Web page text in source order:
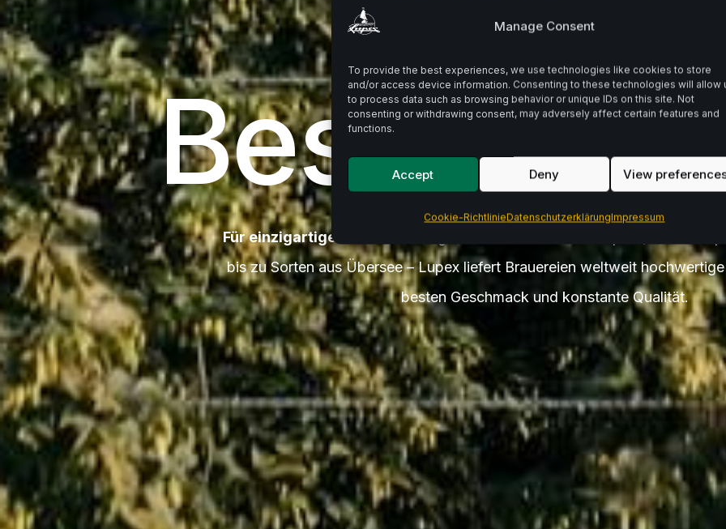
Manage Consent
To provide the best experiences, we use technologies like cookies to store
and/or access device information. Consenting to these technologies will allow
to process data such as browsing behavior or unique IDs on this site. Not
consenting or withdrawing consent, may adversely affect certain features and
functions.
Accept Deny View
Cookie-RichtlinieDatenschutzerklärungImpressum
Beste
Für einzigartiges Bier.
bis zu Sorten aus Übersee – Lupex liefert Brauereien weltweit
besten Geschmack und konstante Qualität.